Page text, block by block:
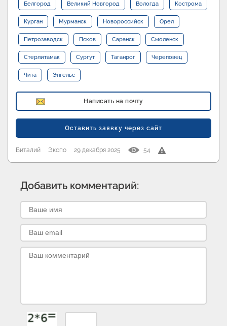
Белгород Великий Новгород Вологда Кострома
Курган Мурманск Новороссийск Орел
Петрозаводск Псков Саранск Смоленск
Стерлитамак Сургут Таганрог Череповец
Чита Энгельс
Написать на почту
Оставить заявку через сайт
Виталий Экспо 29 декабря 2025 54
Добавить комментарий: